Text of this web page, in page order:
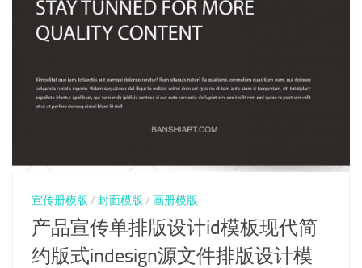
宣传册模版 / 封面模版 / 画册模版
产品宣传单排版设计id模板现代简
约版式indesign源文件排版设计模